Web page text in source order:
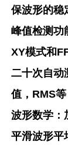
保波形的稳
峰值检测功
XY模式和
二十次自动
值，RMS等
波形数学：
平滑波形平